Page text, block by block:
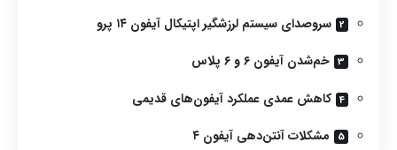
سروصدای سیستم لرزشگیر اپتیکال آیفون ۱۴ پرو
خم‌شدن آیفون ۶ و ۶ پلاس
کاهش عمدی عملکرد آیفون‌های قدیمی
مشکلات آنتن‌دهی آیفون ۴